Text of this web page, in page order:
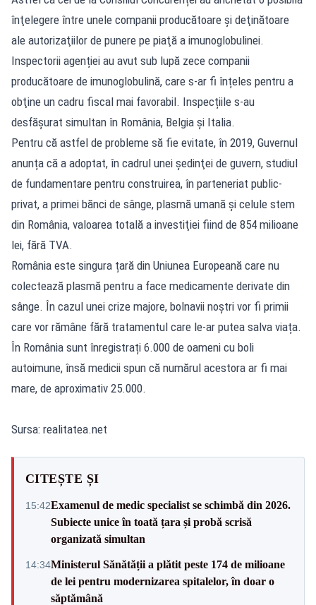
înţelegere între unele companii producătoare şi deţinătoare
ale autorizaţiilor de punere pe piaţă a imunoglobulinei.
Inspectorii agenției au avut sub lupă zece companii
producătoare de imunoglobulină, care s-ar fi înțeles pentru a
obţine un cadru fiscal mai favorabil. Inspecțiile s-au
desfășurat simultan în România, Belgia și Italia.
Pentru că astfel de probleme să fie evitate, în 2019, Guvernul
anunța că a adoptat, în cadrul unei şedinţei de guvern, studiul
de fundamentare pentru construirea, în parteneriat public-
privat, a primei bănci de sânge, plasmă umană şi celule stem
din România, valoarea totală a investiţiei fiind de 854 milioane
lei, fără TVA.
România este singura țară din Uniunea Europeană care nu
colectează plasmă pentru a face medicamente derivate din
sânge. În cazul unei crize majore, bolnavii noștri vor fi primii
care vor rămâne fără tratamentul care le-ar putea salva viața.
În România sunt înregistrați 6.000 de oameni cu boli
autoimune, însă medicii spun că numărul acestora ar fi mai
mare, de aproximativ 25.000.
Sursa: realitatea.net
CITEȘTE ȘI
15:42Examenul de medic specialist se schimbă din 2026.
Subiecte unice în toată țara și probă scrisă
organizată simultan
14:34Ministerul Sănătății a plătit peste 174 de milioane
de lei pentru modernizarea spitalelor, în doar o
săptămână